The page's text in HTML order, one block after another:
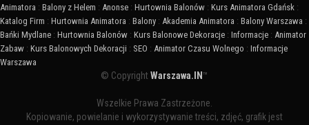
Animatora : Balony z Helem : Anonse : Hurtownia Balonów : Kurs Animatora Gdańsk :
Katalog Firm : Hurtownia Animatora : Balony : Akademia Animatora : Balony Warszawa :
Bańki Mydlane : Hurtownia Balonów : Kurs Balonowe Dekoracje : Informacje : Animator
Zabaw : Kurs Balonowych Dekoracji : SEO : Animator Czasu Wolnego : Informacje
Warszawa
© CopyrightWarszawa.IN ™
Wszelkie Prawa Zastrzeżone.
Kopiowanie, powielanie i wykorzystywanie treści, zdjęć, grafik jest